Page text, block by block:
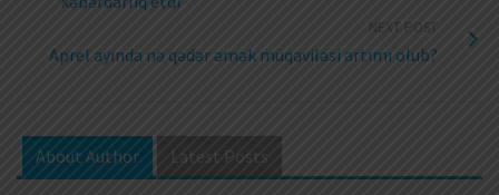
NEXT POST
Aprel ayında nə qədər əmək müqaviləsi artımı olub?
About Author Latest Posts